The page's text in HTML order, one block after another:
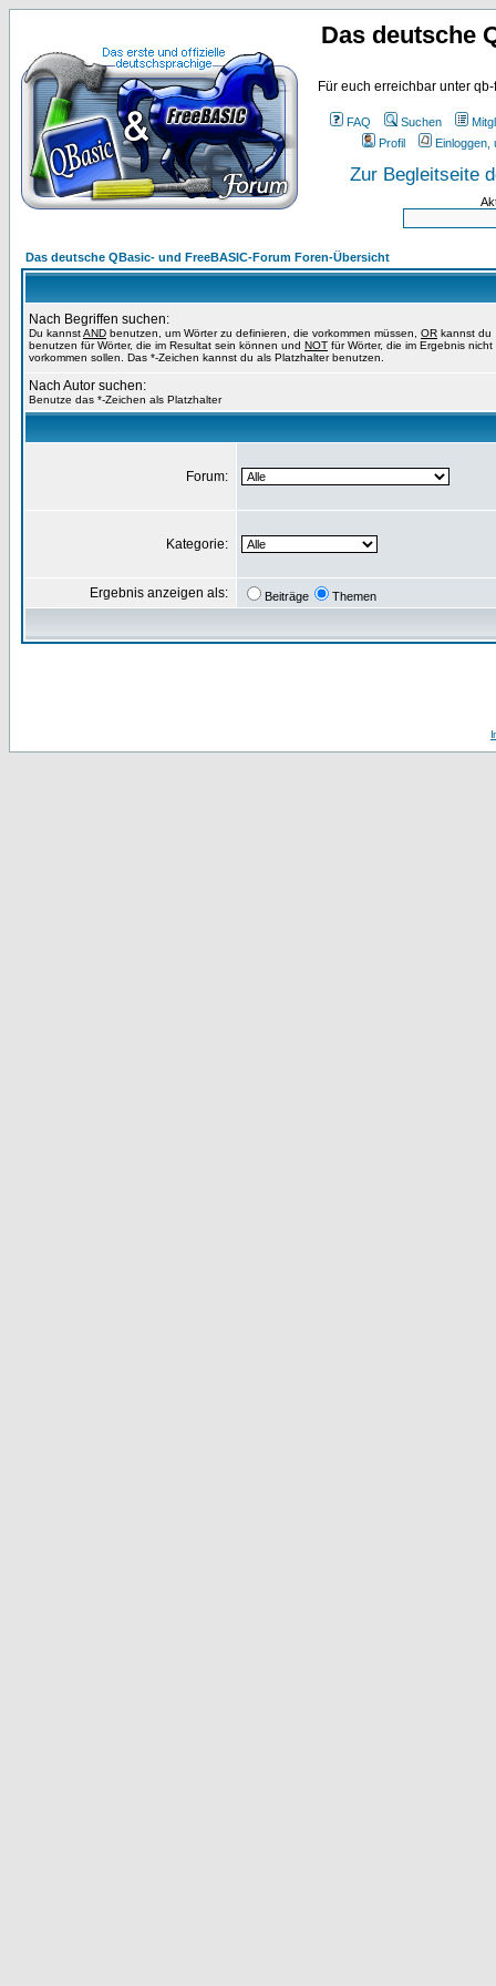
Das deutsche
Für euch erreichbar unter
FAQ Suchen
Profil
Einloggen,
Zur Begleitseite
Das deutsche QBasic- und FreeBASIC-Forum Foren-Übersicht
Nach Begriffen suchen:
Du kannstAND benutzen, um Wörter zu definieren, die vorkommen müssen, OR kannst du
benutzen für Wörter, die im Resultat sein können und NOT für Wörter, die im Ergebnis nicht
vorkommen sollen. Das *-Zeichen kannst du als Platzhalter benutzen.
Nach Autor suchen:
Benutze das *-Zeichen als Platzhalter
Forum:
Kategorie:
Ergebnis anzeigen als: Beiträge Themen